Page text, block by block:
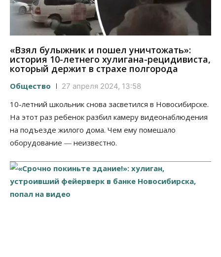
«Взял булыжник и пошел уничтожать»:
история 10-летнего хулигана-рецидивиста,
который держит в страхе полгорода
Общество 27 апреля 2024, 13:58
10-летний школьник снова засветился в Новосибирске.
На этот раз ребенок разбил камеру видеонаблюдения
на подъезде жилого дома. Чем ему помешало
оборудование ― неизвестно.